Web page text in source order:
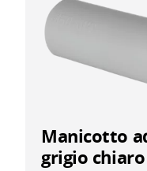
Manicotto
grigio chiaro